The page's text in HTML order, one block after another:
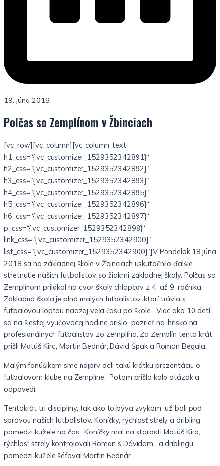
19. júna 2018
Polčas so Zemplínom v Žbinciach
[vc_row][vc_column][vc_column_text
h1_css=“{.vc_customizer_1529352342891}“
h2_css=“{.vc_customizer_1529352342892}“
h3_css=“{.vc_customizer_1529352342893}“
h4_css=“{.vc_customizer_1529352342895}“
h5_css=“{.vc_customizer_1529352342896}“
h6_css=“{.vc_customizer_1529352342897}“
p_css=“{.vc_customizer_1529352342898}“
link_css=“{.vc_customizer_1529352342900}“
list_css=“{.vc_customizer_1529352342900}“]V Pondelok 18.júna
2018 sa na základnej škole v Žbinciach uskutočnilo ďalšie
stretnutie našich futbalistov so žiakmi základnej školy. Polčas so
Zemplínom prilákal na dvor školy chlapcov z 4. až 9. ročníka.
Základná škola je plná malých futbalistov, ktorí trávia s
futbalovou loptou naozaj veľa času po škole. Viac ako 10 detí
sa na šiestej vyučovacej hodine prišlo pozrieť na ihrisko na
profesionálnych futbalistov zo Zemplína. Za Zemplín tento krát
prišli Matúš Kira, Martin Bednár, Dávid Špak a Roman Begala.
Malým fanúšikom sme najprv dali takú krátku prezentáciu o
futbalovom klube na Zemplíne. Potom prišlo kolo otázok a
odpovedí.
Tentokrát tri disciplíny, tak ako to býva zvykom už boli pod
správou našich futbalistov. Koníčky, rýchlosť strely a dribling
pomedzi kužele na čas. Koníčky mal na starosti Matúš Kira,
rýchlosť strely kontrolovali Roman s Dávidom, a driblingu
pomedzi kužele šéfoval Martin Bednár.